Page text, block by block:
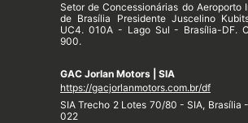
Setor de Concessionárias do Aeroporto
de Brasília Presidente Juscelino
UC4. 010A - Lago Sul - Brasília-DF.
900.
GAC Jorlan Motors | SIA
https://gacjorlanmotors.com.br/df
SIA Trecho 2 Lotes 70/80 - SIA, Brasília
022